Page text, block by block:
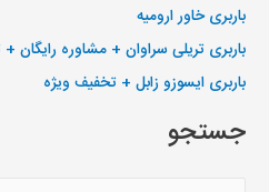
باربری خاور ارومیه
باربری تریلی سراوان + مشاوره رایگان
باربری ایسوزو زابل + تخفیف ویژه
جستجو